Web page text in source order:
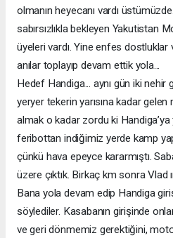
olmanın heyecanı vardı
sabırsızlıkla bekleyen Yakutistan
üyeleri vardı. Yine enfes dostluklar
anılar toplayıp devam ettik yola...
Hedef Handiga... aynı gün iki
yeryer tekerin yarısına kadar gelen
almak o kadar zordu ki
feribottan indiğimiz yerde kamp
çünkü hava epeyce kararmıştı.
üzere çıktık. Birkaç km sonra Vlad
Bana yola devam edip Handiga
söylediler. Kasabanın girişinde
ve geri dönmemiz gerektiğini,